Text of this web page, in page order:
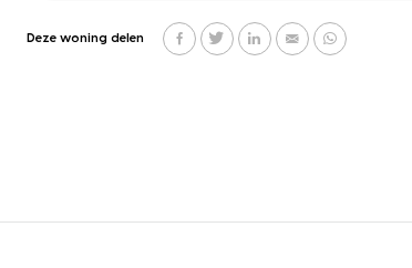
Deze woning delen